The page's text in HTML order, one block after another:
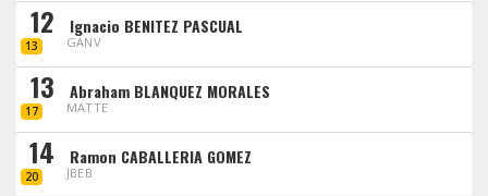
12
13
Ignacio BENITEZ PASCUAL
GANV
13
17
Abraham BLANQUEZ MORALES
MATTE
14
20
Ramon CABALLERIA GOMEZ
JBEB